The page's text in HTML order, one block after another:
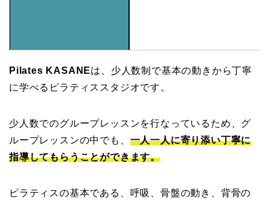
Pilates KASANEは、少人数制で基本の動きから丁寧
に学べるピラティススタジオです。
少人数でのグループレッスンを行なっているため、グ
ループレッスンの中でも、 一人一人に寄り添い丁寧に
指導してもらうことができます。
ピラティスの基本である、呼吸、骨盤の動き、背骨の